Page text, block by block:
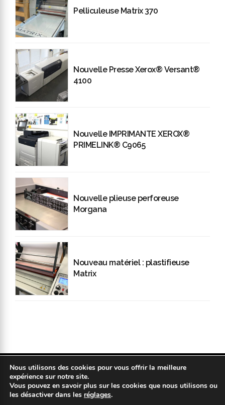
Pelliculeuse Matrix 370
Nouvelle Presse Xerox® Versant®
4100
Nouvelle IMPRIMANTE XEROX®
PRIMELINK® C9065
Nouvelle plieuse perforeuse
Morgana
Nouveau matériel : plastifieuse
Matrix
Copyright 2019 © COPYPLAN. Tous droits réservés |Mentions légales
|Politique de confidentialité
Nous utilisons des cookies pour vous offrir la meilleure
expérience sur notre site.
Vous pouvez en savoir plus sur les cookies que nous utilisons ou
les désactiver dans les réglages.